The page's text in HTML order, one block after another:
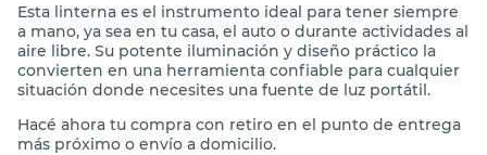
Esta linterna es el instrumento ideal para tener siempre
a mano, ya sea en tu casa, el auto o durante actividades al
aire libre. Su potente iluminación y diseño práctico la
convierten en una herramienta confiable para cualquier
situación donde necesites una fuente de luz portátil.
Hacé ahora tu compra con retiro en el punto de entrega
más próximo o envío a domicilio.